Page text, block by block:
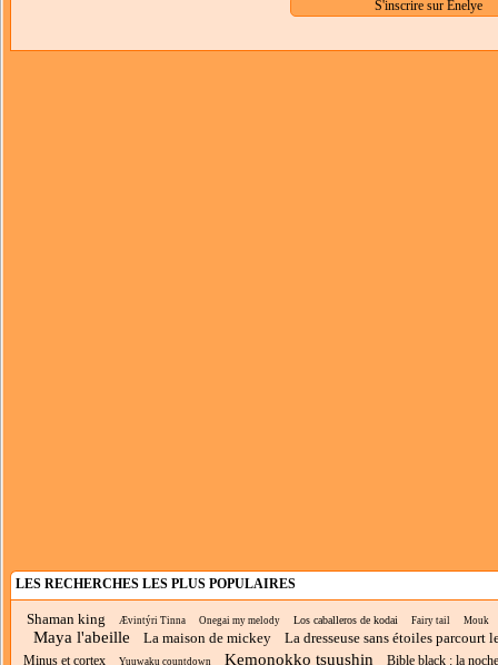
LES RECHERCHES LES PLUS POPULAIRES
Shaman king Ævintýri Tinna Onegai my melody Los caballeros de kodai Fairy tail Mouk
Maya l'abeille La maison de mickey La dresseuse sans étoiles parcourt
Minus et cortex Yuuwaku countdown Kemonokko tsuushin Bible black : la